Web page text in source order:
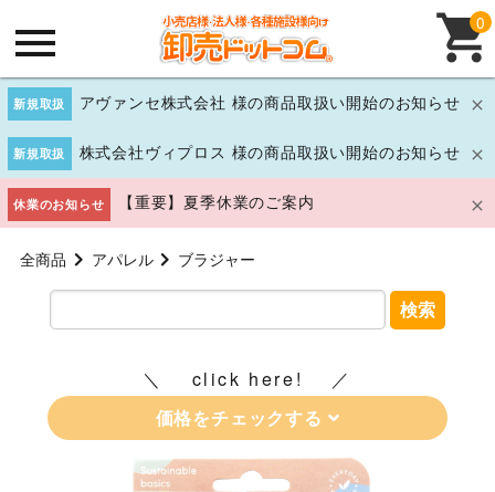
新規取扱 アヴァンセ株式会社 様の商品取扱い開始のお知らせ
新規取扱 株式会社ヴィプロス 様の商品取扱い開始のお知らせ
休業のお知らせ 【重要】夏季休業のご案内
0
全商品 アパレル ブラジャー
検索
click here!
価格をチェックする